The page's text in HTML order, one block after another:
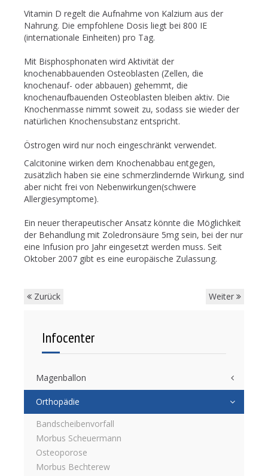
Vitamin D regelt die Aufnahme von Kalzium aus der
Nahrung. Die empfohlene Dosis liegt bei 800 IE
(internationale Einheiten) pro Tag.
Mit Bisphosphonaten wird Aktivität der
knochenabbauenden Osteoblasten (Zellen, die
knochenauf- oder abbauen) gehemmt, die
knochenaufbauenden Osteoblasten bleiben aktiv. Die
Knochenmasse nimmt soweit zu, sodass sie wieder der
natürlichen Knochensubstanz entspricht.
Östrogen wird nur noch eingeschränkt verwendet.
Calcitonine wirken dem Knochenabbau entgegen,
zusätzlich haben sie eine schmerzlindernde Wirkung, sind
aber nicht frei von Nebenwirkungen(schwere
Allergiesymptome).
Ein neuer therapeutischer Ansatz könnte die Möglichkeit
der Behandlung mit Zoledronsäure 5mg sein, bei der nur
eine Infusion pro Jahr eingesetzt werden muss. Seit
Oktober 2007 gibt es eine europäische Zulassung.
Zurück Weiter
Infocenter
Magenballon
Orthopädie
Bandscheibenvorfall
Morbus Scheuermann
Osteoporose
Morbus Bechterew